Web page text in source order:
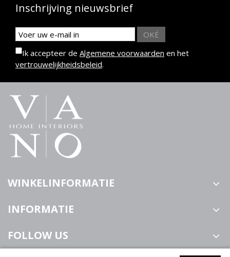
Inschrijving nieuwsbrief
OKÉ
Ik accepteer de Algemene voorwaarden en het
vertrouwelijkheidsbeleid.
WINKELINFORMATIE
INFORMATIE
FOLLOW US